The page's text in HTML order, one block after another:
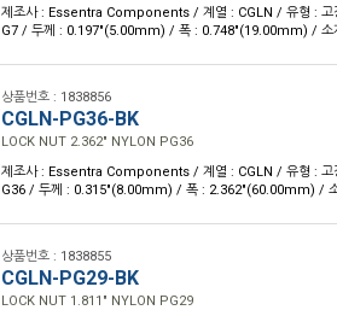
제조사 : Essentra Components / 계열 : CGLN / 유형 : 고
G7 / 두께 : 0.197"(5.00mm) / 폭 : 0.748"(19.00mm) / 소
상품번호 : 1838856
CGLN-PG36-BK
LOCK NUT 2.362" NYLON PG36
제조사 : Essentra Components / 계열 : CGLN / 유형 : 고
G36 / 두께 : 0.315"(8.00mm) / 폭 : 2.362"(60.00mm) /
상품번호 : 1838855
CGLN-PG29-BK
LOCK NUT 1.811" NYLON PG29